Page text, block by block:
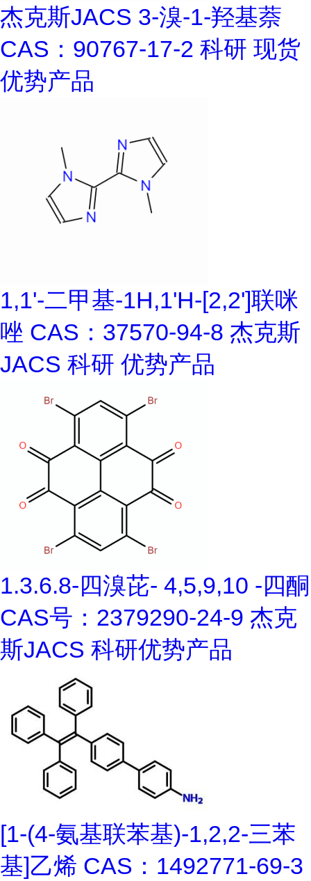
杰克斯JACS 3-溴-1-羟基萘
CAS：90767-17-2 科研 现货
优势产品
1,1'-二甲基-1H,1'H-[2,2']联咪
唑 CAS：37570-94-8 杰克斯
JACS 科研 优势产品
1.3.6.8-四溴芘- 4,5,9,10 -四酮
CAS号：2379290-24-9 杰克
斯JACS 科研优势产品
[1-(4-氨基联苯基)-1,2,2-三苯
基]乙烯 CAS：1492771-69-3